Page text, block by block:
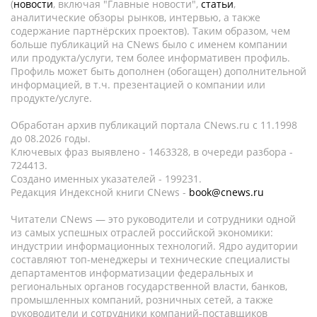
(новости, включая "Главные новости", статьи,
аналитические обзоры рынков, интервью, а также
содержание партнёрских проектов). Таким образом, чем
больше публикаций на CNews было с именем компании
или продукта/услуги, тем более информативен профиль.
Профиль может быть дополнен (обогащен) дополнительной
информацией, в т.ч. презентацией о компании или
продукте/услуге.
Обработан архив публикаций портала CNews.ru c 11.1998
до 08.2026 годы.
Ключевых фраз выявлено - 1463328, в очереди разбора -
724413.
Создано именных указателей - 199231.
Редакция Индексной книги CNews - book@cnews.ru
Читатели CNews — это руководители и сотрудники одной
из самых успешных отраслей российской экономики:
индустрии информационных технологий. Ядро аудитории
составляют топ-менеджеры и технические специалисты
департаментов информатизации федеральных и
региональных органов государственной власти, банков,
промышленных компаний, розничных сетей, а также
руководители и сотрудники компаний-поставщиков